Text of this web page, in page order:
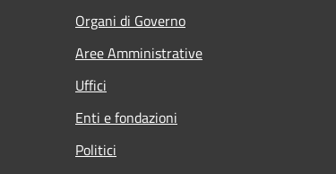
Organi di Governo
Aree Amministrative
Uffici
Enti e fondazioni
Politici